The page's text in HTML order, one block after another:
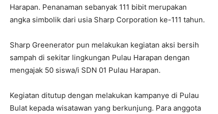
Harapan. Penanaman sebanyak 111 bibit merupakan
angka simbolik dari usia Sharp Corporation ke-111 tahun.
Sharp Greenerator pun melakukan kegiatan aksi bersih
sampah di sekitar lingkungan Pulau Harapan dengan
mengajak 50 siswa/i SDN 01 Pulau Harapan.
Kegiatan ditutup dengan melakukan kampanye di Pulau
Bulat kepada wisatawan yang berkunjung. Para anggota